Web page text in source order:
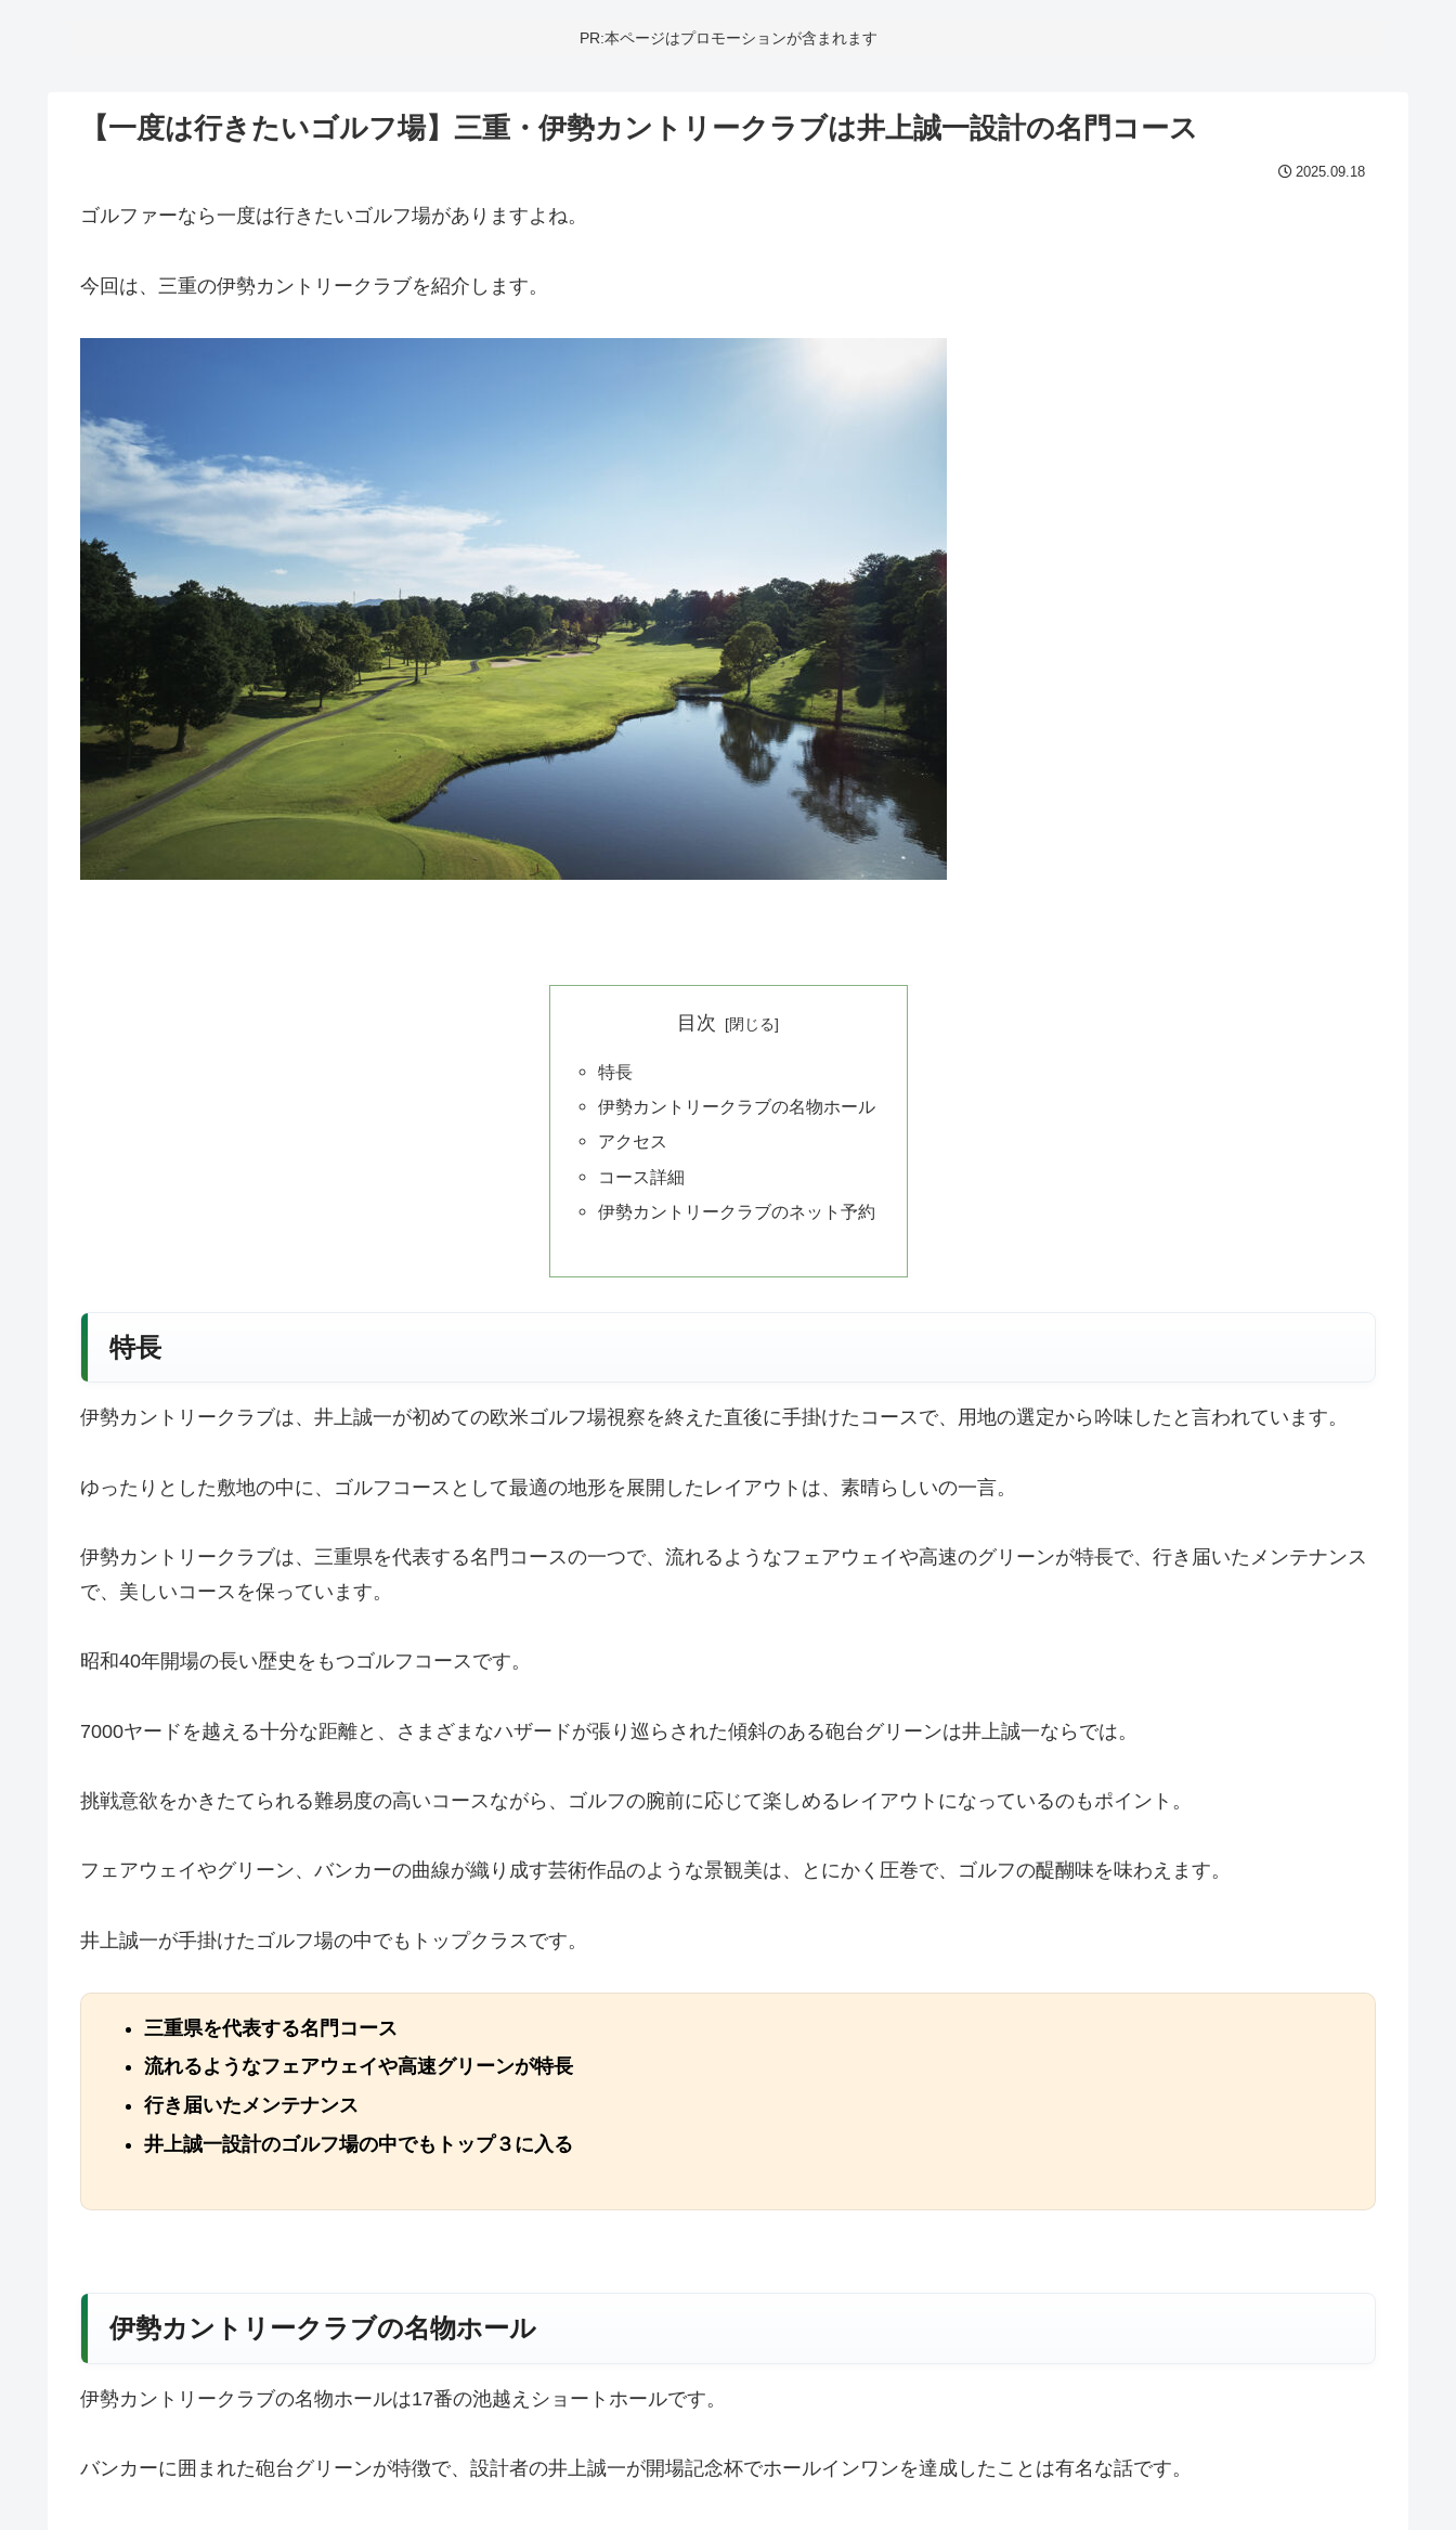
PR:本ページはプロモーションが含まれます
【一度は行きたいゴルフ場】三重・伊勢カントリークラブは井上誠一設計の名門コース
2025.09.18
ゴルファーなら一度は行きたいゴルフ場がありますよね。
今回は、三重の伊勢カントリークラブを紹介します。
目次
特長
伊勢カントリークラブの名物ホール
アクセス
コース詳細
伊勢カントリークラブのネット予約
特長
伊勢カントリークラブは、井上誠一が初めての欧米ゴルフ場視察を終えた直後に手掛けたコースで、用地の選定から吟味したと言われています。
ゆったりとした敷地の中に、ゴルフコースとして最適の地形を展開したレイアウトは、素晴らしいの一言。
伊勢カントリークラブは、三重県を代表する名門コースの一つで、流れるようなフェアウェイや高速のグリーンが特長で、行き届いたメンテナンス
で、美しいコースを保っています。
昭和40年開場の長い歴史をもつゴルフコースです。
7000ヤードを越える十分な距離と、さまざまなハザードが張り巡らされた傾斜のある砲台グリーンは井上誠一ならでは。
挑戦意欲をかきたてられる難易度の高いコースながら、ゴルフの腕前に応じて楽しめるレイアウトになっているのもポイント。
フェアウェイやグリーン、バンカーの曲線が織り成す芸術作品のような景観美は、とにかく圧巻で、ゴルフの醍醐味を味わえます。
井上誠一が手掛けたゴルフ場の中でもトップクラスです。
三重県を代表する名門コース
流れるようなフェアウェイや高速グリーンが特長
行き届いたメンテナンス
井上誠一設計のゴルフ場の中でもトップ３に入る
伊勢カントリークラブの名物ホール
伊勢カントリークラブの名物ホールは17番の池越えショートホールです。
バンカーに囲まれた砲台グリーンが特徴で、設計者の井上誠一が開場記念杯でホールインワンを達成したことは有名な話です。